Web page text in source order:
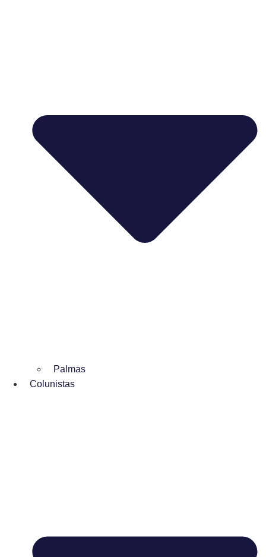
Palmas
Colunistas